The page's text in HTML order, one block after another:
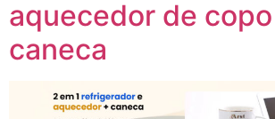
aquecedor de
caneca